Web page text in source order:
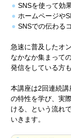
SNSを使って効
ホームページや
SNSでの伝わる
急速に普及したオ
なかなか集まって
発信をしている方
本講座は2回連続
の特性を学び、実
ける、という流れ
いきます。